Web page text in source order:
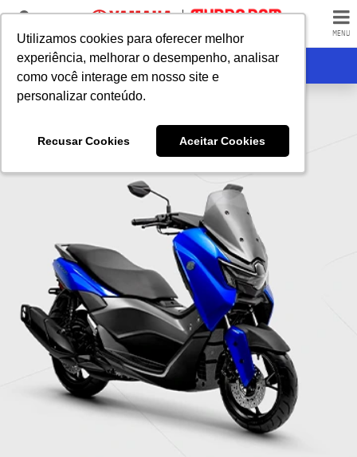
Utilizamos cookies para oferecer melhor
experiência, melhorar o desempenho, analisar
como você interage em nosso site e
personalizar conteúdo.
Recusar Cookies Aceitar Cookies
Utilizamos cookies para oferecer melhor
experiência, melhorar o desempenho, analisar
como você interage em nosso site e
personalizar conteúdo.
Recusar Cookies Aceitar Cookies
LOJAS MENU
RECEBA CONTATO